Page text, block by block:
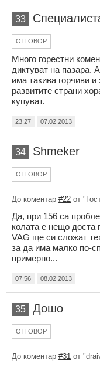
33
ОТГОВОР
Много горестни
диктуват на пазара.
има такива горчиви
развитите страни
купуват.
23:27 07.02.2013
34 Shmeker
ОТГОВОР
До коментар #22 от
Да, при 156 са
колата е нещо доста
VAG ще си сложат
за да има малко по-
примерно...
07:56 08.02.2013
35 Дошо
ОТГОВОР
До коментар #31 от